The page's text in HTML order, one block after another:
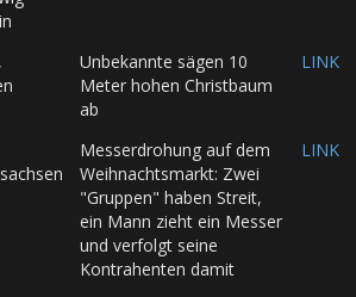
Unbekannte sägen 10
Meter hohen Christbaum
ab
LINK
Messerdrohung auf dem
Weihnachtsmarkt: Zwei
"Gruppen" haben Streit,
ein Mann zieht ein Messer
und verfolgt seine
Kontrahenten damit
LINK